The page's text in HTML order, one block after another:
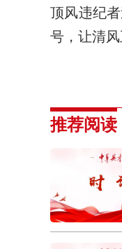
顶风违纪
号，让清
推荐阅读